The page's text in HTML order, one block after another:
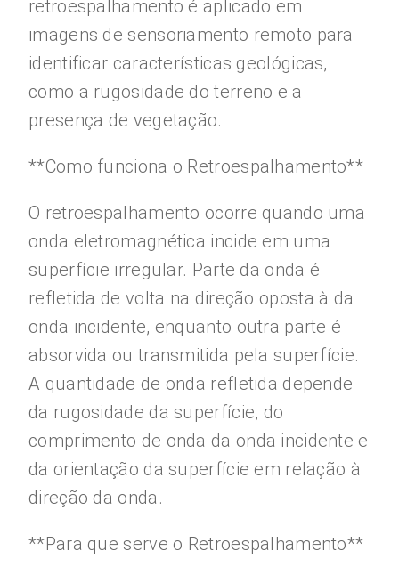
retroespalhamento é aplicado em
imagens de sensoriamento remoto para
identificar características geológicas,
como a rugosidade do terreno e a
presença de vegetação.
**Como funciona o Retroespalhamento**
O retroespalhamento ocorre quando uma
onda eletromagnética incide em uma
superfície irregular. Parte da onda é
refletida de volta na direção oposta à da
onda incidente, enquanto outra parte é
absorvida ou transmitida pela superfície.
A quantidade de onda refletida depende
da rugosidade da superfície, do
comprimento de onda da onda incidente e
da orientação da superfície em relação à
direção da onda.
**Para que serve o Retroespalhamento**